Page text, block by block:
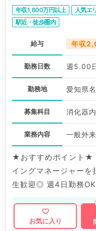
年収1,800万円以上 人気エ
駅近・徒歩圏内
給与 年収
勤務日数 週5.00
勤務地 愛知県
募集科目 消化器
業務内容
★おすすめポイント★
イングマネージャーを
生歓迎◎ 週4日勤務OK
ックなどの医療機関
の企業系求人も多数扱
お気に入り